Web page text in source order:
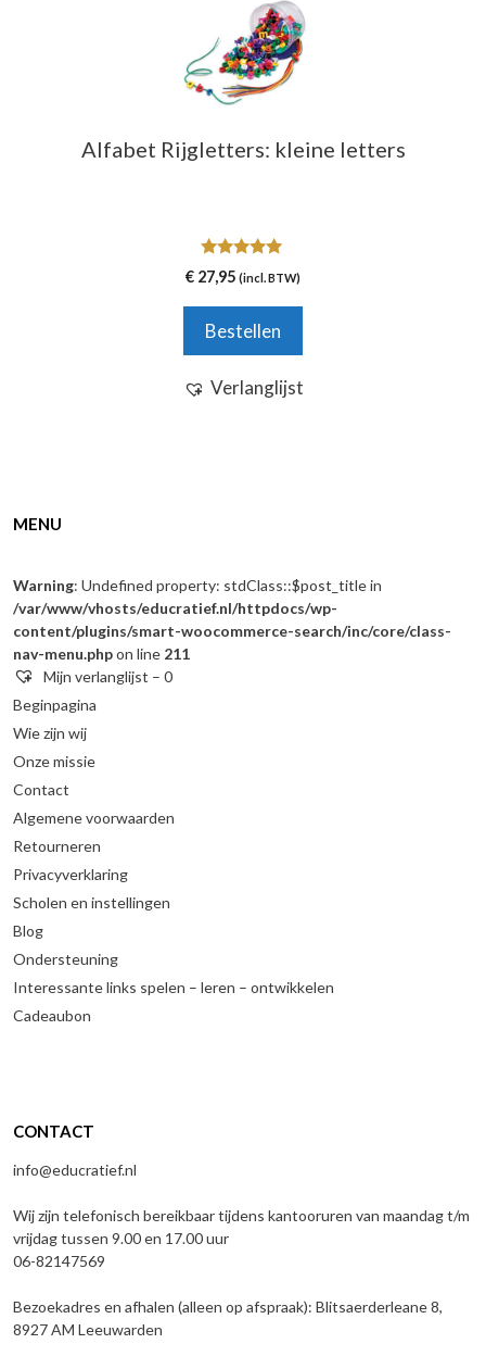
Alfabet Rijgletters: kleine letters
5.00
van 5
€ 27,95 (incl. BTW)
Bestellen
Verlanglijst
MENU
Warning: Undefined property: stdClass::$post_title in
/var/www/vhosts/educratief.nl/httpdocs/wp-
content/plugins/smart-woocommerce-search/inc/core/class-
nav-menu.phpon line 211
Mijn verlanglijst – 0
Beginpagina
Wie zijn wij
Onze missie
Contact
Algemene voorwaarden
Retourneren
Privacyverklaring
Scholen en instellingen
Blog
Ondersteuning
Interessante links spelen – leren – ontwikkelen
Cadeaubon
CONTACT
info@educratief.nl
Wij zijn telefonisch bereikbaar tijdens kantooruren van maandag t/m
vrijdag tussen 9.00 en 17.00 uur
06-82147569
Bezoekadres en afhalen (alleen op afspraak): Blitsaerderleane 8,
8927 AM Leeuwarden